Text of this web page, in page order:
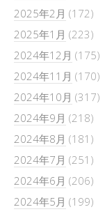
2025年2月 (172)
2025年1月 (223)
2024年12月 (175)
2024年11月 (170)
2024年10月 (317)
2024年9月 (218)
2024年8月 (181)
2024年7月 (251)
2024年6月 (206)
2024年5月 (199)